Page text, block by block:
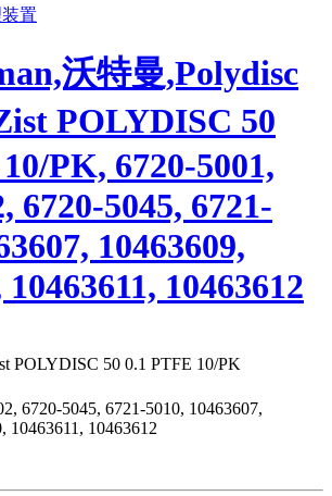
置
沃特曼,Polydisc
POLYDISC 50
PK, 6720-5001,
6720-5045, 6721-
10463609,
10463611, 10463612
POLYDISC 50 0.1 PTFE 10/PK
6720-5045, 6721-5010, 10463607,
10463611, 10463612